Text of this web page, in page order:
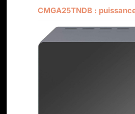
CMGA25TNDB :